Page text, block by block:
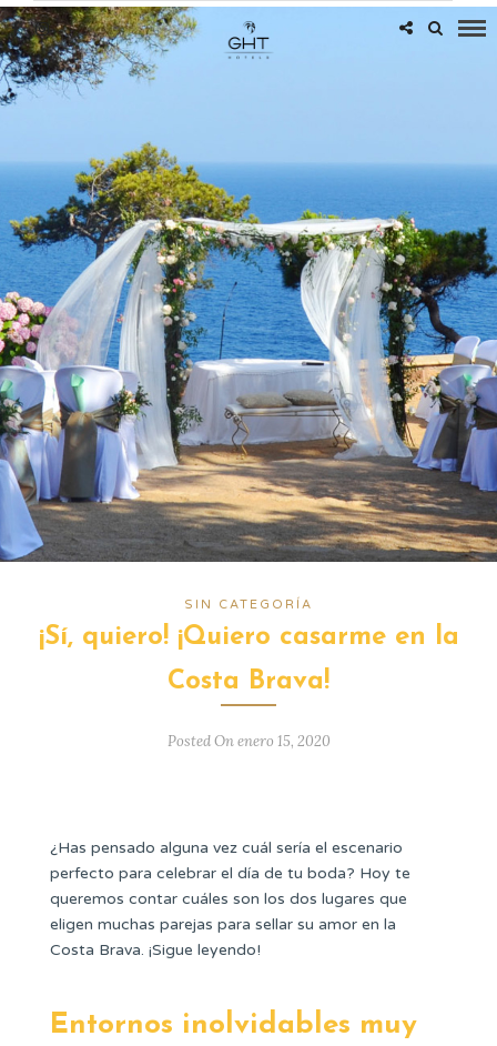
SIN CATEGORÍA
¡Sí, quiero! ¡Quiero casarme en la
Costa Brava!
Posted On enero 15, 2020
¿Has pensado alguna vez cuál sería el escenario
perfecto para celebrar el día de tu boda? Hoy te
queremos contar cuáles son los dos lugares que
eligen muchas parejas para sellar su amor en la
Costa Brava. ¡Sigue leyendo!
Entornos inolvidables muy